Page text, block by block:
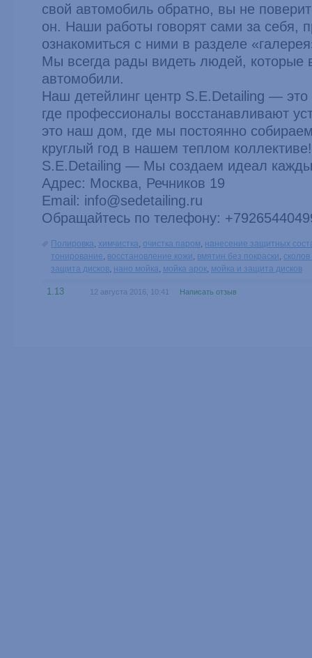
свой автомобиль обратно, вы не
он. Наши работы говорят сами за себя,
ознакомиться с ними в разделе
Мы всегда рады видеть людей, которые
автомобили.
Наш детейлинг центр S.E.Detailing — это
где профессионалы восстанавливают
это наш дом, где мы постоянно
круглый год в нашем теплом коллективе!
S.E.Detailing — Мы создаем идеал
Адрес: Москва, Речников 19
Email: info@sedetailing.ru
Обращайтесь по телефону:
Полировка, химчистка, очистка паром, нанесение защитных
тонирование, восстановление кожи, вмятин без покраски,
защита дисков, нано мойка, мойка арок, мойка и защита дисков
1.13 12 августа 2016, 10:41 Написать отзыв